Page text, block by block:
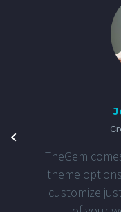
TheGem
theme
customize